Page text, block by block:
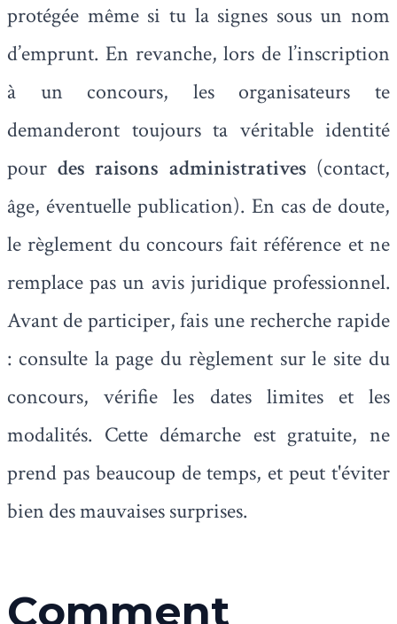
protégée même si tu la signes sous un nom
d’emprunt. En revanche, lors de l’inscription
à un concours, les organisateurs te
demanderont toujours ta véritable identité
pour des raisons administratives (contact,
âge, éventuelle publication). En cas de doute,
le règlement du concours fait référence et ne
remplace pas un avis juridique professionnel.
Avant de participer, fais une recherche rapide
: consulte la page du règlement sur le site du
concours, vérifie les dates limites et les
modalités. Cette démarche est gratuite, ne
prend pas beaucoup de temps, et peut t'éviter
bien des mauvaises surprises.
Comment